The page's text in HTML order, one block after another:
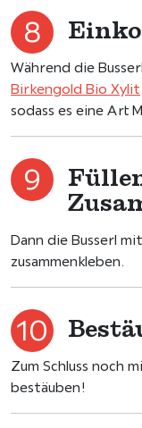
Während die
Birkengold Bio Xylit
sodass es eine Art
Dann die Busserl
zusammenkleben.
Zum Schluss noch
bestäuben!